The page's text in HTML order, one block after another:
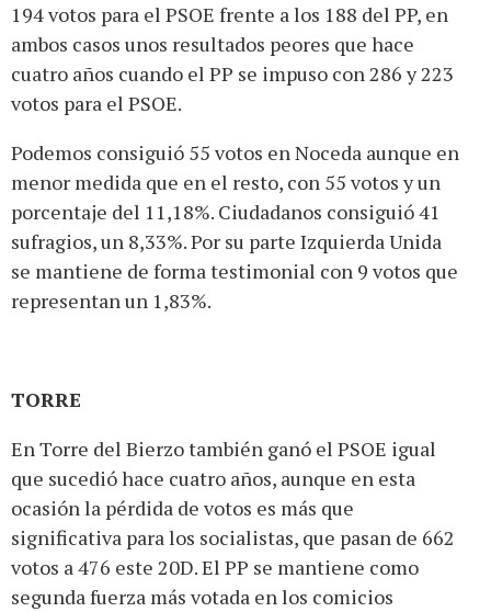
194 votos para el PSOE frente a los 188 del PP, en
ambos casos unos resultados peores que hace
cuatro años cuando el PP se impuso con 286 y 223
votos para el PSOE.
Podemos consiguió 55 votos en Noceda aunque en
menor medida que en el resto, con 55 votos y un
porcentaje del 11,18%. Ciudadanos consiguió 41
sufragios, un 8,33%. Por su parte Izquierda Unida
se mantiene de forma testimonial con 9 votos que
representan un 1,83%.
TORRE
En Torre del Bierzo también ganó el PSOE igual
que sucedió hace cuatro años, aunque en esta
ocasión la pérdida de votos es más que
significativa para los socialistas, que pasan de 662
votos a 476 este 20D. El PP se mantiene como
segunda fuerza más votada en los comicios